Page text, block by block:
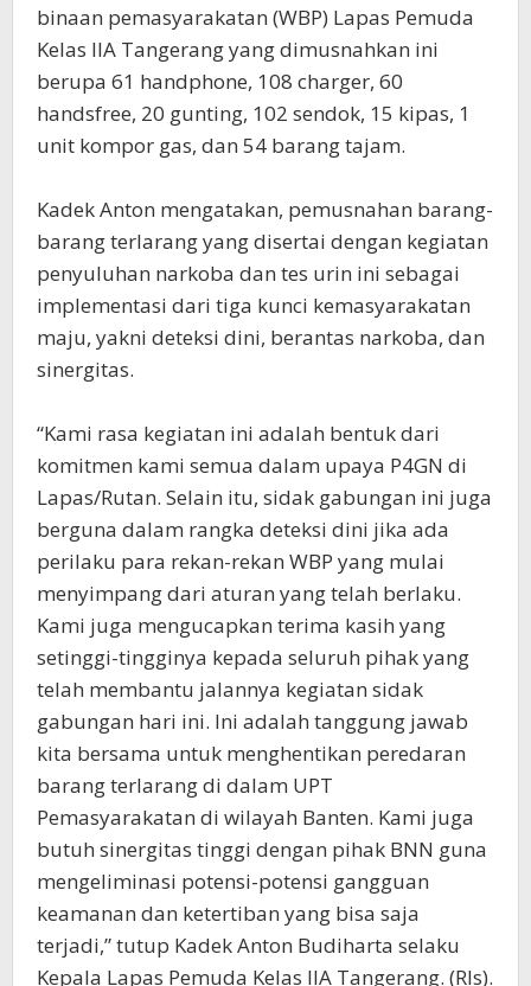
binaan pemasyarakatan (WBP) Lapas Pemuda
Kelas IIA Tangerang yang dimusnahkan ini
berupa 61 handphone, 108 charger, 60
handsfree, 20 gunting, 102 sendok, 15 kipas, 1
unit kompor gas, dan 54 barang tajam.
Kadek Anton mengatakan, pemusnahan barang-
barang terlarang yang disertai dengan kegiatan
penyuluhan narkoba dan tes urin ini sebagai
implementasi dari tiga kunci kemasyarakatan
maju, yakni deteksi dini, berantas narkoba, dan
sinergitas.
“Kami rasa kegiatan ini adalah bentuk dari
komitmen kami semua dalam upaya P4GN di
Lapas/Rutan. Selain itu, sidak gabungan ini juga
berguna dalam rangka deteksi dini jika ada
perilaku para rekan-rekan WBP yang mulai
menyimpang dari aturan yang telah berlaku.
Kami juga mengucapkan terima kasih yang
setinggi-tingginya kepada seluruh pihak yang
telah membantu jalannya kegiatan sidak
gabungan hari ini. Ini adalah tanggung jawab
kita bersama untuk menghentikan peredaran
barang terlarang di dalam UPT
Pemasyarakatan di wilayah Banten. Kami juga
butuh sinergitas tinggi dengan pihak BNN guna
mengeliminasi potensi-potensi gangguan
keamanan dan ketertiban yang bisa saja
terjadi,” tutup Kadek Anton Budiharta selaku
Kepala Lapas Pemuda Kelas IIA Tangerang. (Rls).